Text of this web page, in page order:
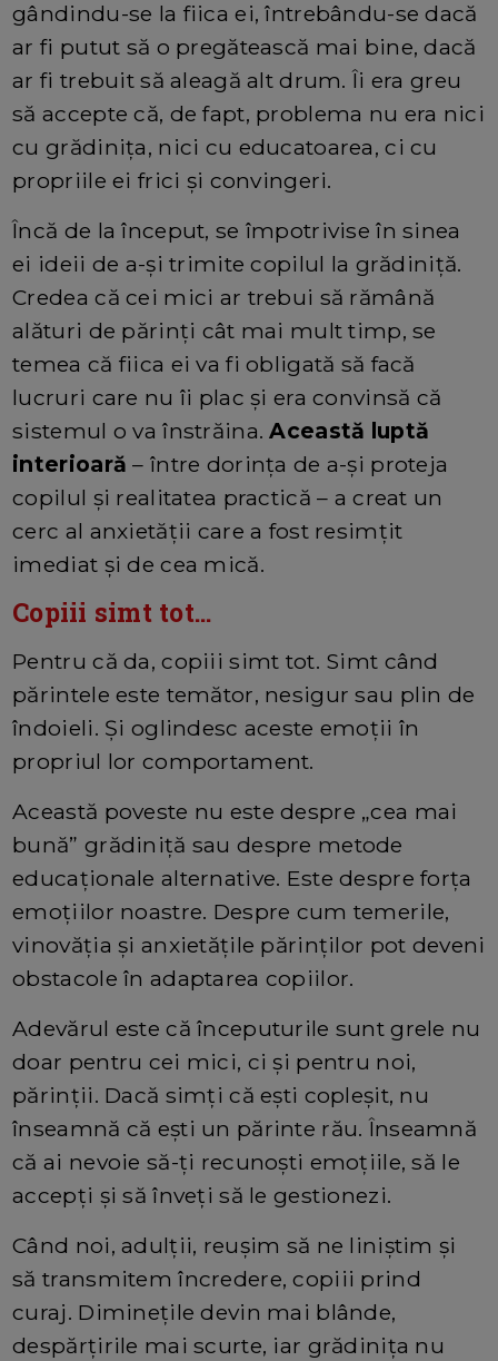
gândindu-se la fiica ei, întrebându-se dacă
ar fi putut să o pregătească mai bine, dacă
ar fi trebuit să aleagă alt drum. Îi era greu
să accepte că, de fapt, problema nu era nici
cu grădinița, nici cu educatoarea, ci cu
propriile ei frici și convingeri.
Încă de la început, se împotrivise în sinea
ei ideii de a-și trimite copilul la grădiniță.
Credea că cei mici ar trebui să rămână
alături de părinți cât mai mult timp, se
temea că fiica ei va fi obligată să facă
lucruri care nu îi plac și era convinsă că
sistemul o va înstrăina. Această luptă
interioară – între dorința de a-și proteja
copilul și realitatea practică – a creat un
cerc al anxietății care a fost resimțit
imediat și de cea mică.
Copiii simt tot...
Pentru că da, copiii simt tot. Simt când
părintele este temător, nesigur sau plin de
îndoieli. Și oglindesc aceste emoții în
propriul lor comportament.
Această poveste nu este despre „cea mai
bună” grădiniță sau despre metode
educaționale alternative. Este despre forța
emoțiilor noastre. Despre cum temerile,
vinovăția și anxietățile părinților pot deveni
obstacole în adaptarea copiilor.
Adevărul este că începuturile sunt grele nu
doar pentru cei mici, ci și pentru noi,
părinții. Dacă simți că ești copleșit, nu
înseamnă că ești un părinte rău. Înseamnă
că ai nevoie să-ți recunoști emoțiile, să le
accepți și să înveți să le gestionezi.
Când noi, adulții, reușim să ne liniștim și
să transmitem încredere, copiii prind
curaj. Diminețile devin mai blânde,
despărțirile mai scurte, iar grădinița nu